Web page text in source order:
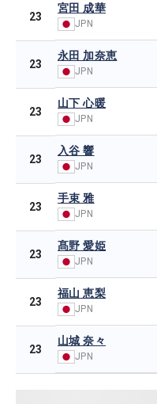
23
宮田 成華
JPN
23
永田 加奈恵
JPN
23
山下 心暖
JPN
23
入谷 響
JPN
23
手束 雅
JPN
23
髙野 愛姫
JPN
23
福山 恵梨
JPN
23
山城 奈々
JPN